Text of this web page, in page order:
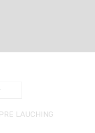
PRE LAUCHING